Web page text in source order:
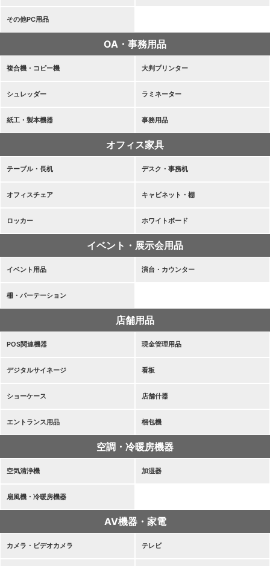
その他PC用品
OA・事務用品
複合機・コピー機 大判プリンター
シュレッダー ラミネーター
紙工・製本機器 事務用品
オフィス家具
テーブル・長机 デスク・事務机
オフィスチェア キャビネット・棚
ロッカー ホワイトボード
イベント・展示会用品
イベント用品 演台・カウンター
柵・パーテーション
店舗用品
POS関連機器 現金管理用品
デジタルサイネージ 看板
ショーケース 店舗什器
エントランス用品 梱包機
空調・冷暖房機器
空気清浄機 加湿器
扇風機・冷暖房機器
AV機器・家電
カメラ・ビデオカメラ テレビ